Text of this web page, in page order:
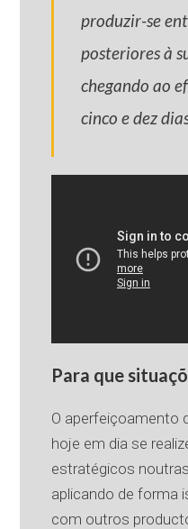
produzir-se
posteriores à
chegando ao
cinco e dez
Para que
O aperfeiçoamento
hoje em dia se
estratégicos
aplicando de forma
com outros